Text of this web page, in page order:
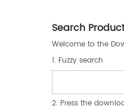
Search
Welcome to the
1. Fuzzy search
2. Press the